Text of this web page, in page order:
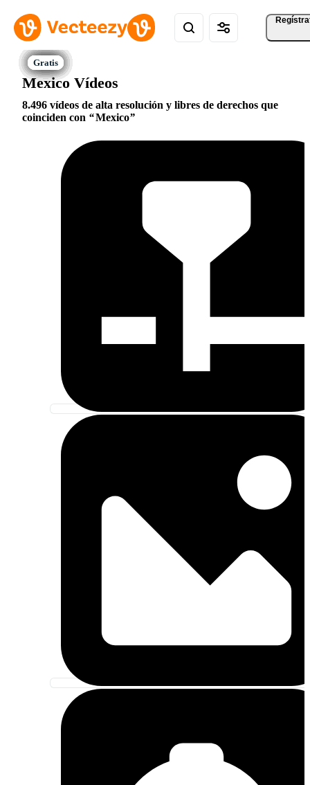
Mexico Vídeos
8.496 vídeos de alta resolución y libres de derechos que
coinciden con
Mexico